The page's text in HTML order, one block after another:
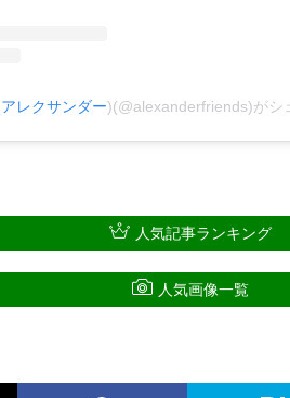
アレクサンダー)(@alexanderfriends)がシ
人気記事ランキング
人気画像一覧